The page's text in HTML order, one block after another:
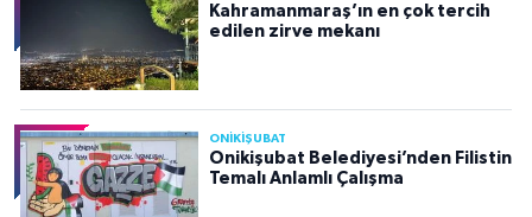
Kahramanmaraş’ın en çok tercih
edilen zirve mekanı
ONİKİŞUBAT
Onikişubat Belediyesi’nden Filistin
Temalı Anlamlı Çalışma